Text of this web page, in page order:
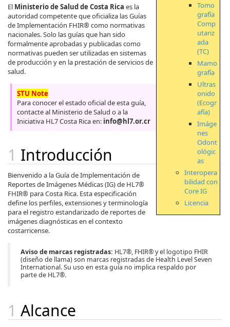
Tomo
grafía
Comp
utariz
ada
(TC)
Mamo
grafía
Ultras
onido
(Ecogr
afía)
Imáge
nes
Odont
ológic
as
Interopera
bilidad con
Core IG
Licencia
El Ministerio de Salud de Costa Rica es la
autoridad competente que oficializa las Guías
de Implementación FHIR® como normativas
nacionales. Solo las guías que han sido
formalmente aprobadas y publicadas como
normativas pueden ser utilizadas en sistemas
de producción y en la prestación de servicios de
salud.
Para conocer el estado oficial de esta guía,
contacte al Ministerio de Salud o a la
Iniciativa HL7 Costa Rica en: info@hl7.or.cr
Introducción
Bienvenido a la Guía de Implementación de
Reportes de Imágenes Médicas (IG) de HL7®
FHIR® para Costa Rica. Esta especificación
define los perfiles, extensiones y terminología
para el registro estandarizado de reportes de
imágenes diagnósticas en el contexto
costarricense.
Aviso de marcas registradas: HL7®, FHIR® y el logotipo FHIR
(diseño de llama) son marcas registradas de Health Level Seven
International. Su uso en esta guía no implica respaldo por
parte de HL7®.
Alcance